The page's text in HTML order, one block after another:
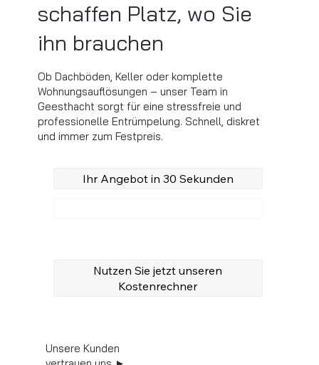
schaffen Platz, wo Sie
ihn brauchen
Ob Dachböden, Keller oder komplette
Wohnungsauflösungen – unser Team in
Geesthacht sorgt für eine stressfreie und
professionelle Entrümpelung. Schnell, diskret
und immer zum Festpreis.
Ihr Angebot in 30 Sekunden
Nutzen Sie jetzt unseren
Kostenrechner
Unsere Kunden